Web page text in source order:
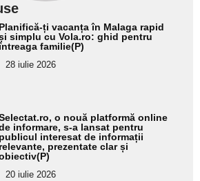
Planifică-ți vacanța în Malaga rapid
simplu cu Vola.ro: ghid pentru
familie(P)
28 iulie 2026
o nouă platformă online
informare, s-a lansat pentru
publicul interesat de informații
relevante, prezentate clar și
20 iulie 2026